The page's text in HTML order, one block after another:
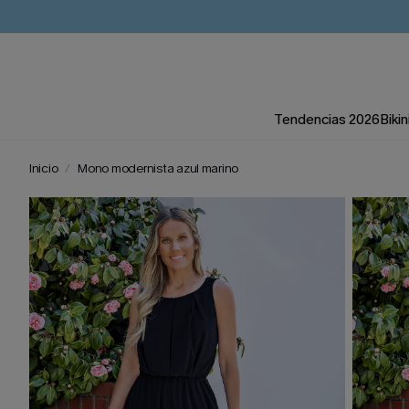
Tendencias 2026
Inicio Mono modernista azul marino